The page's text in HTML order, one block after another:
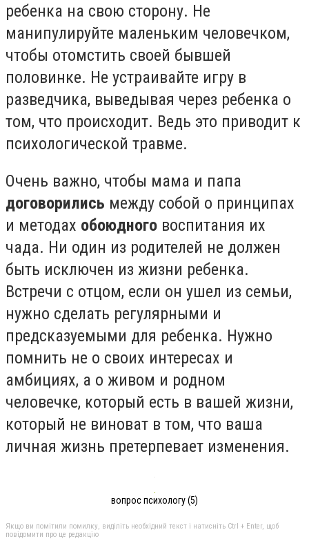
ребенка на свою сторону. Не
манипулируйте маленьким человечком,
чтобы отомстить своей бывшей
половинке. Не устраивайте игру в
разведчика, выведывая через ребенка о
том, что происходит. Ведь это приводит к
психологической травме.
Очень важно, чтобы мама и папа
договорились между собой о принципах
и методах обоюдного воспитания их
чада. Ни один из родителей не должен
быть исключен из жизни ребенка.
Встречи с отцом, если он ушел из семьи,
нужно сделать регулярными и
предсказуемыми для ребенка. Нужно
помнить не о своих интересах и
амбициях, а о живом и родном
человечке, который есть в вашей жизни,
который не виноват в том, что ваша
личная жизнь претерпевает изменения.
вопрос психологу (5)
Якщо ви помітили помилку, виділіть необхідний текст і натисніть Ctrl + Enter, щоб
повідомити про це редакцію